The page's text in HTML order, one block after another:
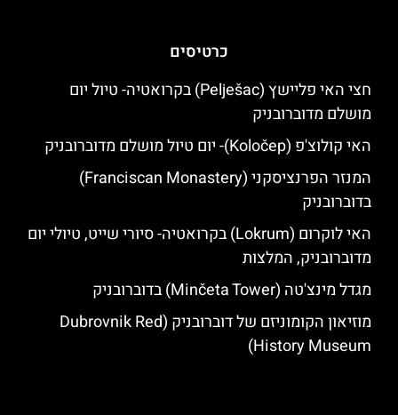
כרטיסים
חצי האי פליישץ (Pelješac) בקרואטיה- טיול יום
מושלם מדוברובניק
האי קולוצ'פ (Koločep)- יום טיול מושלם מדוברובניק
המנזר הפרנציסקני (Franciscan Monastery)
בדוברובניק
האי לוקרום (Lokrum) בקרואטיה- סיורי שייט, טיולי יום
מדוברובניק, המלצות
מגדל מינצ'טה (Minčeta Tower) בדוברובניק
מוזיאון הקומוניזם של דוברובניק (Dubrovnik Red
History Museum)